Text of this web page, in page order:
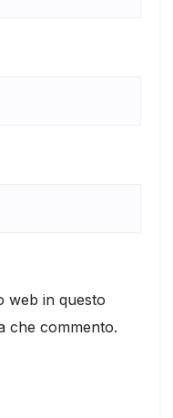
web in questo
che commento.